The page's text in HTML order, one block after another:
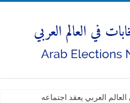
العربي يعقد اجتماعه